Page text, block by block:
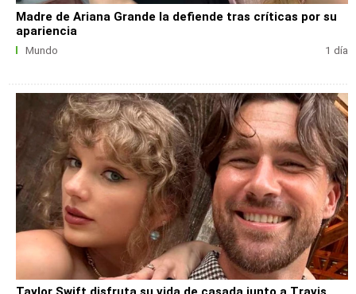
Madre de Ariana Grande la defiende tras críticas por su
apariencia
Mundo 1 día